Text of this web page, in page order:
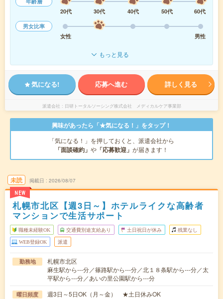
20代
30代 40代 50代
60代
男女比率
女性
男性
もっと見る
気になる! 応募へ進む 詳しく見る
派遣会社 日研トータルソーシング株式会社 メディカルケア事業部
興味があったら「★気になる！」をタップ！
「気になる！」を押しておくと、派遣会社から
「面談確約」 や 「応募歓迎」 が届きます！
未読
NEW
掲載日 2026/08/07
札幌市北区【週3日～】ホテルライクな高齢者
マンションで生活サポート
職種未経験OK 交通費別途支給あり 土日祝日が休み 残業なし
WEB登録OK 派遣
勤務地
札幌市北区
麻生駅から---分／篠路駅から---分／北１８条駅から---分／太
平駅から---分／あいの里公園駅から---分
曜日頻度 週3日～5日OK（月～金） ★土日休みOK